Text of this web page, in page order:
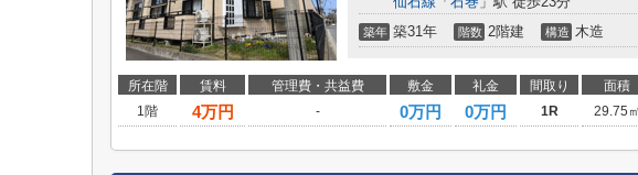
築年 築31年 階数 2階建 構造 木造
所在階 賃料 管理費・共益費 敷金 礼金 間取り 面積
1階
4万円 - 0万円 0万円 1R 29.75㎡